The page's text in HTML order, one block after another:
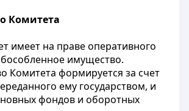
Комитета
имеет на праве оперативного
имущество.
Комитета формируется за счет
ему государством, и
фондов и оборотных